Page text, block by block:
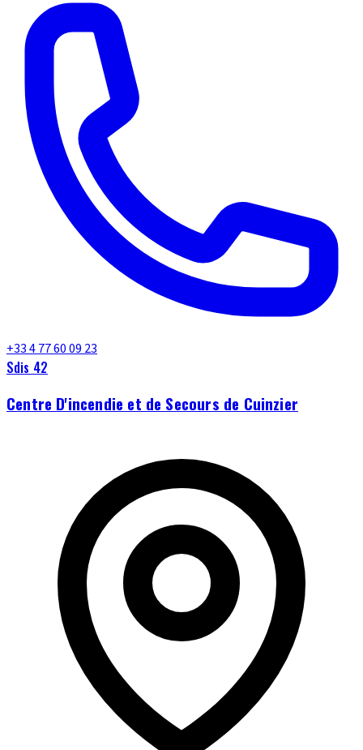
+33 4 77 60 09 23
Sdis 42
Centre D'incendie et de Secours de Cuinzier